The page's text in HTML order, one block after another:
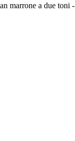
marrone a due toni -